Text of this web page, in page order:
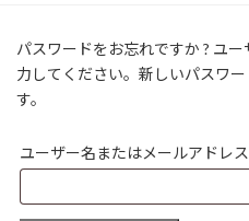
パスワードをお忘れですか ? ユ
力してください。新しいパスワ
す。
ユーザー名またはメールアドレス